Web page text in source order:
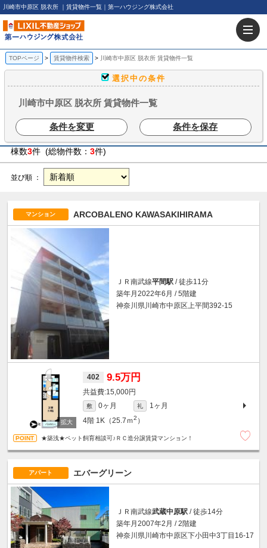
川崎市中原区 脱衣所 ｜賃貸物件一覧｜第一ハウジング株式会社
TOPページ 賃貸物件検索 川崎市中原区 脱衣所 賃貸物件一覧
選択中の条件
川崎市中原区 脱衣所 賃貸物件一覧
条件を変更 条件を保存
棟数3件 (総物件数： 3件)
並び順 ：
マンション ARCOBALENO KAWASAKIHIRAMA
ＪＲ南武線平間駅 / 徒歩11分
築年月2022年6月 / 5階建
神奈川県川崎市中原区上平間392-15
402 9.5万円
15,000円
敷 0ヶ月 礼
1ヶ月
4階 1K（25.7ｍ2 ）
★築浅★ペット飼育相談可♪ＲＣ造分譲賃貸マンション！
アパート エバーグリーン
ＪＲ南武線武蔵中原駅 / 徒歩14分
築年月2007年2月 / 2階建
神奈川県川崎市中原区下小田中3丁目16-17